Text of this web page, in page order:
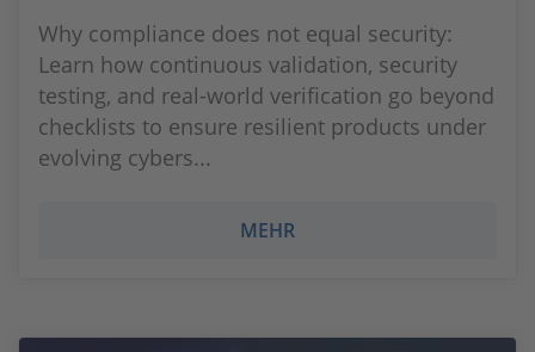
Why compliance does not equal security:
Learn how continuous validation, security
testing, and real‑world verification go beyond
checklists to ensure resilient products under
evolving cybers...
MEHR